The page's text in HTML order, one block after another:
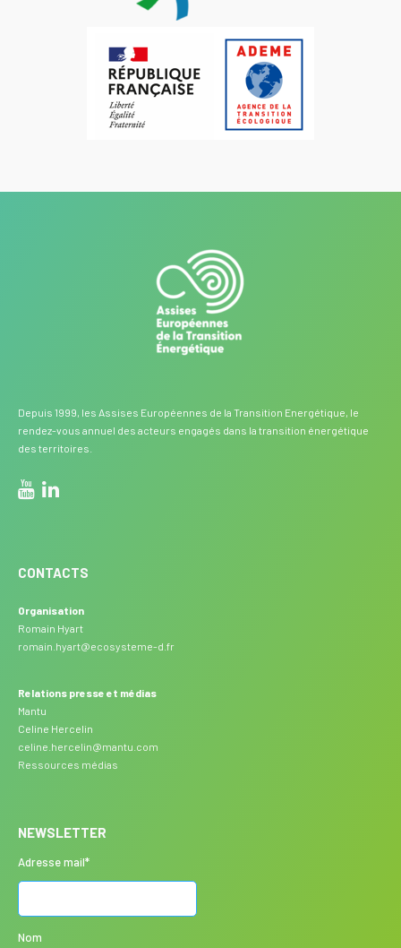
Depuis 1999, les Assises Européennes de la Transition Energétique, le
rendez-vous annuel des acteurs engagés dans la transition énergétique
des territoires.
CONTACTS
Organisation
Romain Hyart
romain.hyart@ecosysteme-d.fr
Relations presse et médias
Mantu
Celine Hercelin
celine.hercelin@mantu.com
Ressources médias
NEWSLETTER
Adresse mail*
Nom